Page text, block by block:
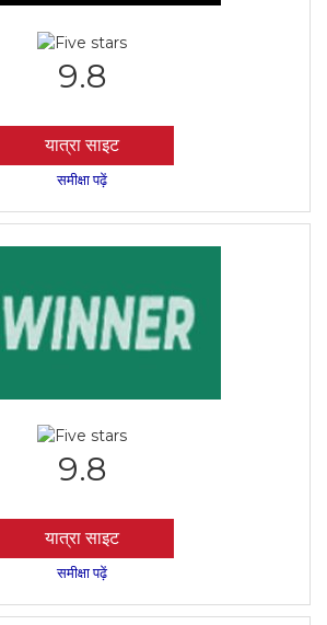
9.8
यात्रा साइट
समीक्षा पढ़ें
9.8
यात्रा साइट
समीक्षा पढ़ें